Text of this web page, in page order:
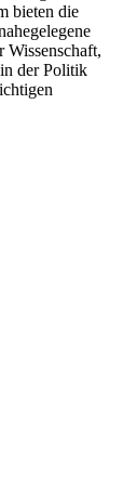
bieten die
Wissenschaft,
der Politik